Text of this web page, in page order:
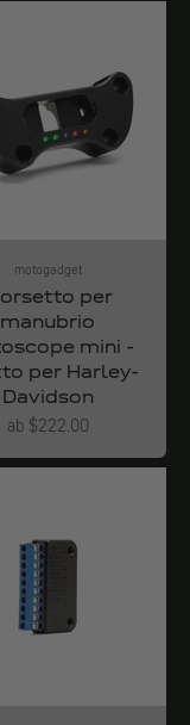
motogadget
per
manubrio
mini -
per Harley-
Davidson
Angebot
ab $222.00